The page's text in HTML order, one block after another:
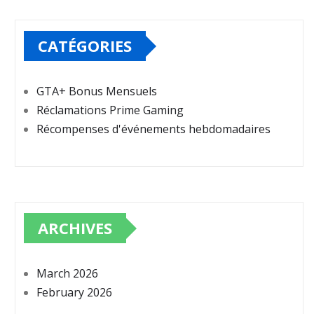
CATÉGORIES
GTA+ Bonus Mensuels
Réclamations Prime Gaming
Récompenses d'événements hebdomadaires
ARCHIVES
March 2026
February 2026